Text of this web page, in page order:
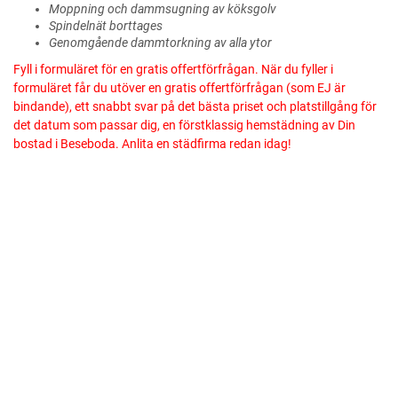
Moppning och dammsugning av köksgolv
Spindelnät borttages
Genomgående dammtorkning av alla ytor
Fyll i formuläret för en gratis offertförfrågan. När du fyller i
formuläret får du utöver en gratis offertförfrågan (som EJ är
bindande), ett snabbt svar på det bästa priset och platstillgång för
det datum som passar dig, en förstklassig hemstädning av Din
bostad i Beseboda. Anlita en städfirma redan idag!